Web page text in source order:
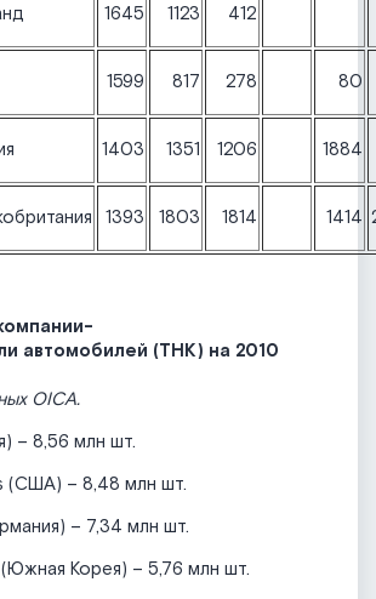
1645 1123 412
1599 817 278 80
1403 1351 1206 1884
1393 1803 1814 1414
автомобилей (ТНК) на 2010
OICA.
– 8,56 млн шт.
(США) – 8,48 млн шт.
– 7,34 млн шт.
Корея) – 5,76 млн шт.